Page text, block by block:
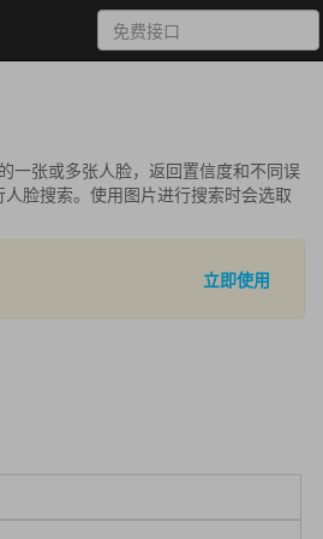
一张或多张人脸，返回置信度和不同误
脸搜索。使用图片进行搜索时会选取
立即使用